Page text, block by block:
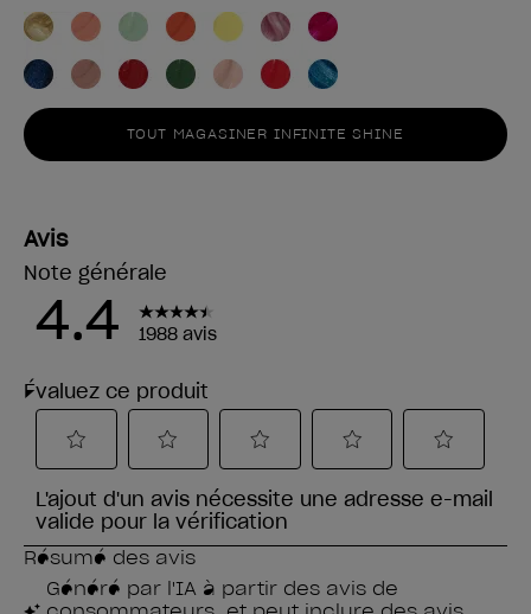
TOUT MAGASINER INFINITE SHINE